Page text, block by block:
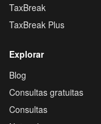
TaxBreak
TaxBreak Plus
Explorar
Blog
Consultas gratuitas
Consultas